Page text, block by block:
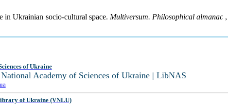
in Ukrainian socio-cultural space. Multiversum. Philosophical almanac
of Ukraine
Academy of Sciences of Ukraine | LibNAS
of Ukraine (VNLU)